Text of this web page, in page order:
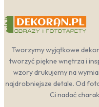
Tworzymy wyjątkowe
tworzyć piękne wnętrza i
wzory drukujemy na
najdrobniejsze detale. Od
Ci nadać